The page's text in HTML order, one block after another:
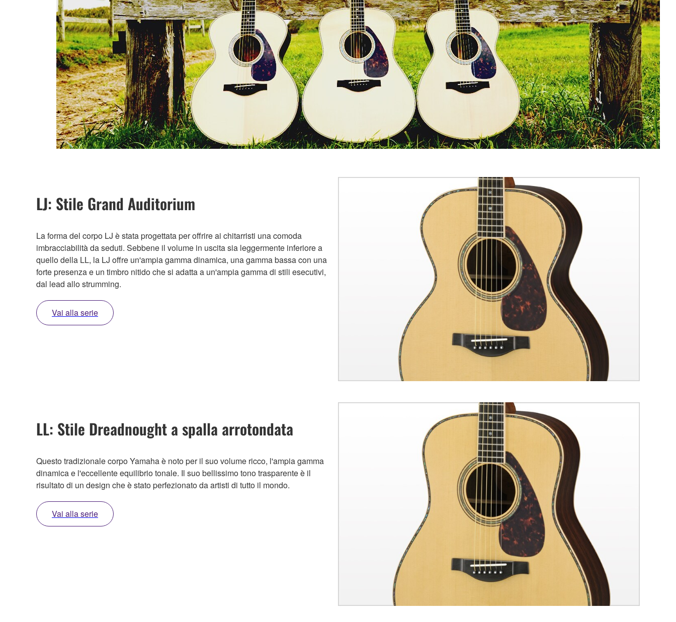
LJ: Stile Grand Auditorium
La forma del corpo LJ è stata progettata per offrire ai chitarristi una comoda
imbracciabilità da seduti. Sebbene il volume in uscita sia leggermente inferiore a
quello della LL, la LJ offre un'ampia gamma dinamica, una gamma bassa con una
forte presenza e un timbro nitido che si adatta a un'ampia gamma di stili esecutivi,
dal lead allo strumming.
Vai alla serie
LL: Stile Dreadnought a spalla arrotondata
Questo tradizionale corpo Yamaha è noto per il suo volume ricco, l'ampia gamma
dinamica e l'eccellente equilibrio tonale. Il suo bellissimo tono trasparente è il
risultato di un design che è stato perfezionato da artisti di tutto il mondo.
Vai alla serie